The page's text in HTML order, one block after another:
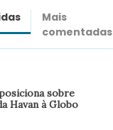
Mais
comentadas
sobre
Havan à Globo